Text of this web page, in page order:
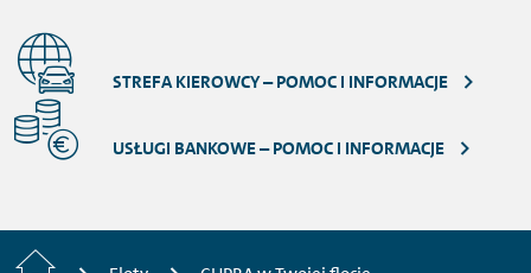
STREFA KIEROWCY – POMOC I INFORMACJE
USŁUGI BANKOWE – POMOC I INFORMACJE
Strona